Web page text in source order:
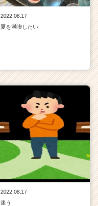
2022.08.17
夏を満喫したい!
2022.08.17
迷う